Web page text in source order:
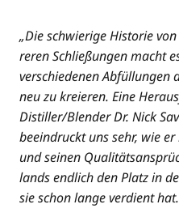
„Die schwie­ri­ge His­to­rie
re­ren Schlie­ßun­gen macht
ver­schie­de­nen Abfül­lun­gen
neu zu kre­ieren. Eine
Distiller/Blender Dr. Nick
beein­druckt uns sehr, wie
und sei­nen
lands end­lich den Platz in
sie schon lan­ge ver­dient